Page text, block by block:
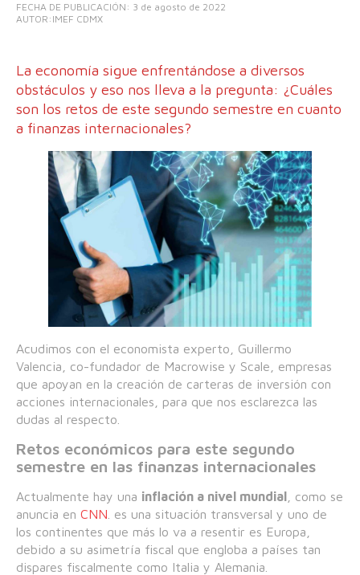
FECHA DE PUBLICACIÓN: 3 de agosto de 2022
AUTOR:IMEF CDMX
La economía sigue enfrentándose a diversos
obstáculos y eso nos lleva a la pregunta: ¿Cuáles
son los retos de este segundo semestre en cuanto
a finanzas internacionales?
Acudimos con el economista experto, Guillermo
Valencia, co-fundador de Macrowise y Scale, empresas
que apoyan en la creación de carteras de inversión con
acciones internacionales, para que nos esclarezca las
dudas al respecto.
Retos económicos para este segundo
semestre en las finanzas internacionales
Actualmente hay una inflación a nivel mundial , como se
anuncia en CNN . es una situación transversal y uno de
los continentes que más lo va a resentir es Europa,
debido a su asimetría fiscal que engloba a países tan
dispares fiscalmente como Italia y Alemania.